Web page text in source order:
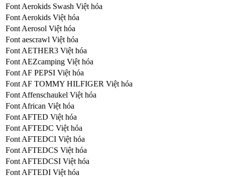
Font Aerokids Swash Việt hóa
Font Aerokids Việt hóa
Font Aerosol Việt hóa
Font aescrawl Việt hóa
Font AETHER3 Việt hóa
Font AEZcamping Việt hóa
Font AF PEPSI Việt hóa
Font AF TOMMY HILFIGER Việt hóa
Font Affenschaukel Việt hóa
Font African Việt hóa
Font AFTED Việt hóa
Font AFTEDC Việt hóa
Font AFTEDCI Việt hóa
Font AFTEDCS Việt hóa
Font AFTEDCSI Việt hóa
Font AFTEDI Việt hóa